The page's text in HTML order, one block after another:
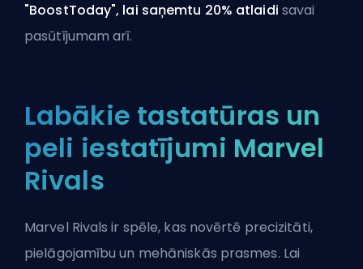
"BoostToday", lai saņemtu 20% atlaidi savai
pasūtījumam arī.
Labākie tastatūras un
peli iestatījumi Marvel
Rivals
Marvel Rivals ir spēle, kas novērtē precizitāti,
pielāgojamību un mehāniskās prasmes. Lai